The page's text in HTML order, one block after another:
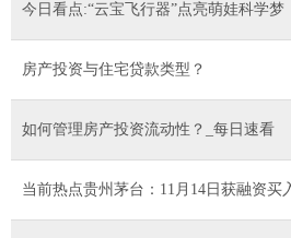
今日看点:“云宝飞行器”点亮萌娃科学梦
房产投资与住宅贷款类型？
如何管理房产投资流动性？_每日速看
当前热点贵州茅台：11月14日获融资买